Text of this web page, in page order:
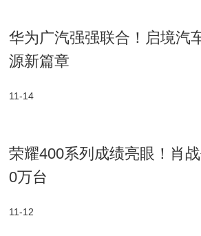
华为广汽强强联合！启境汽
源新篇章
11-14
荣耀400系列成绩亮眼！肖
0万台
11-12